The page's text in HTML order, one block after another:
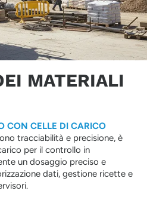
MATERIALI
CON CELLE DI CARICO
tracciabilità e precisione, è
per il controllo in
un dosaggio preciso e
dati, gestione ricette e